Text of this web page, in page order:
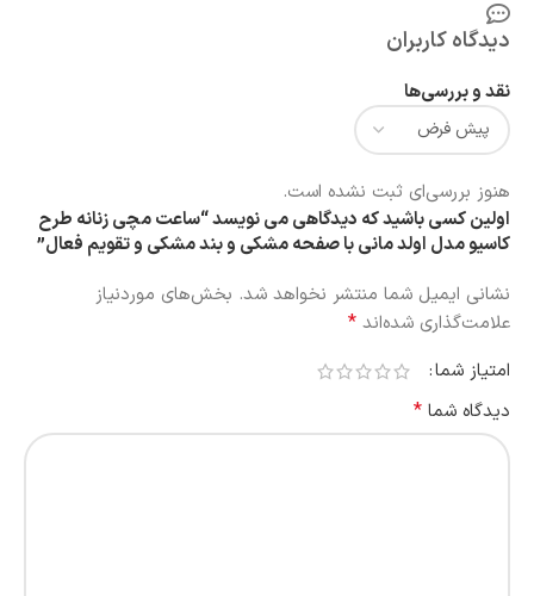
دیدگاه کاربران
نقد و بررسی‌ها
هنوز بررسی‌ای ثبت نشده است.
اولین کسی باشید که دیدگاهی می نویسد “ساعت مچی زنانه طرح
کاسیو مدل اولد مانی با صفحه مشکی و بند مشکی و تقویم فعال”
نشانی ایمیل شما منتشر نخواهد شد. بخش‌های موردنیاز
علامت‌گذاری شده‌اند *
امتیاز شما
دیدگاه شما *